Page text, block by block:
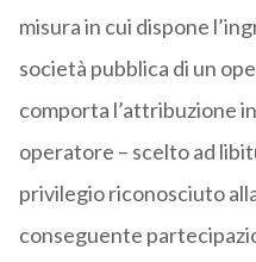
misura in cui dispone
società pubblica di un
comporta l’attribuzione
operatore – scelto ad
privilegio riconosciuto
conseguente